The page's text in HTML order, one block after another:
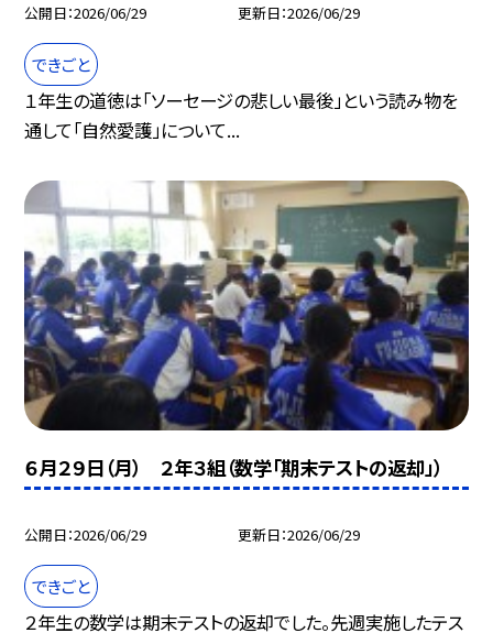
公開日 2026/06/29 更新日 2026/06/29
できごと
１年生の道徳は「ソーセージの悲しい最後」という読み物を
通して「自然愛護」について...
６月２９日（月） ２年３組（数学「期末テストの返却」）
公開日 2026/06/29 更新日 2026/06/29
できごと
２年生の数学は期末テストの返却でした。先週実施したテス